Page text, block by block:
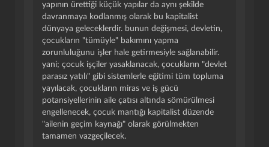
yapının ürettiği küçük yapılar da aynı şekilde
davranmaya kodlanmış olarak bu kapitalist
dünyaya geleceklerdir. bunun değişmesi, devletin,
çocukların "tümüyle" bakımını yapma
zorunluluğunu işler hale getirmesiyle sağlanabilir.
yani; çocuk işçiler yasaklanacak, çocukların "devlet
parasız yatılı" gibi sistemlerle eğitimi tüm topluma
yayılacak, çocukların miras ve iş gücü
potansiyellerinin aile çatısı altında sömürülmesi
engellenecek, çocuk mantığı kapitalist düzende
"ailenin geçim kaynağı" olarak görülmekten
tamamen vazgeçilecek.